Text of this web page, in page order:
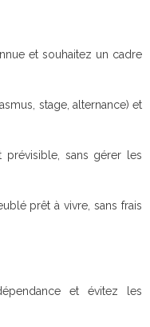
et souhaitez un cadre
stage, alternance) et
sans gérer les
prêt à vivre, sans frais
et évitez les